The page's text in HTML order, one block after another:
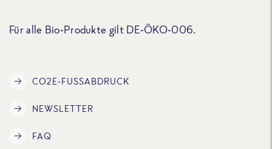
Für alle Bio-Produkte gilt DE-ÖKO-006.
CO2E-FUSSABDRUCK
NEWSLETTER
FAQ